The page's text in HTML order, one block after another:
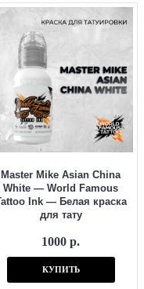
Master Mike Asian China
White — World Famous
Ink — Белая краска
для тату
1000 р.
КУПИТЬ